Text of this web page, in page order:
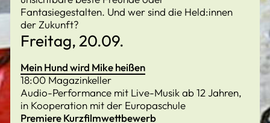
Fantasiegestalten. Und wer sind die Held:innen
der Zukunft?
Freitag, 20.09.
Mein Hund wird Mike heißen
18:00 Magazinkeller
Audio-Performance mit Live-Musik ab 12 Jahren,
in Kooperation mit der Europaschule
Premiere Kurzfilmwettbewerb